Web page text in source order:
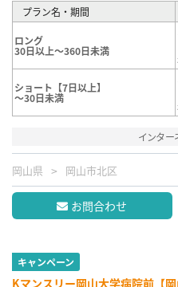
プラン名・期間
ロング
30日以上～360日未満
ショート【7日以上】
～30日未満
インター
岡山県 岡山市北区
お問合わせ
キャンペーン
Kマンスリー岡山大学病院前【